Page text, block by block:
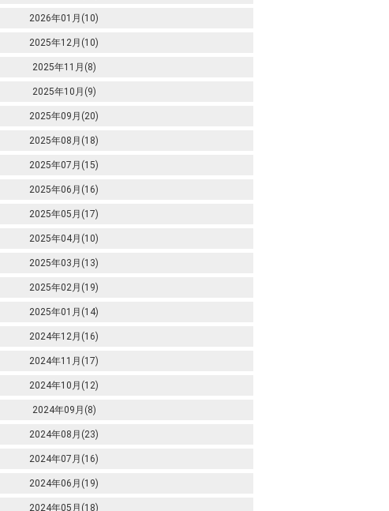
2026年01月(10)
2025年12月(10)
2025年11月(8)
2025年10月(9)
2025年09月(20)
2025年08月(18)
2025年07月(15)
2025年06月(16)
2025年05月(17)
2025年04月(10)
2025年03月(13)
2025年02月(19)
2025年01月(14)
2024年12月(16)
2024年11月(17)
2024年10月(12)
2024年09月(8)
2024年08月(23)
2024年07月(16)
2024年06月(19)
2024年05月(18)